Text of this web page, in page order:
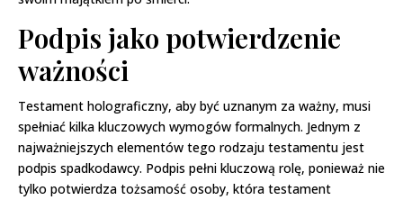
Podpis jako potwierdzenie
ważności
Testament holograficzny, aby być uznanym za ważny, musi
spełniać kilka kluczowych wymogów formalnych. Jednym z
najważniejszych elementów tego rodzaju testamentu jest
podpis spadkodawcy. Podpis pełni kluczową rolę, ponieważ nie
tylko potwierdza tożsamość osoby, która testament